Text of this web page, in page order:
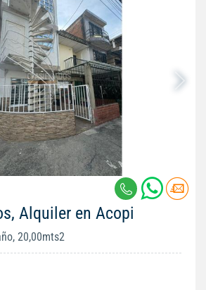
Alquiler en Acopi
20,00mts2